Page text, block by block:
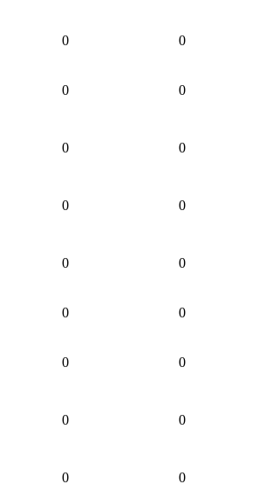
0
0
0
0
0
0
0
0
0
0
0
0
0
0
0
0
0
0